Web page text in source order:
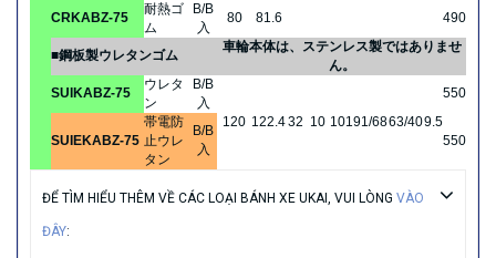
CRKABZ-75
耐熱ゴ
ム
B/B
入
80 81.6 490
■鋼板製ウレタンゴム
車輪本体は、ステンレス製ではありませ
ん。
SUIKABZ-75
ウレタ
ン
B/B
入
120 122.432 10 10191/6863/409.5
550
SUIEKABZ-75
帯電防
止ウレ
タン
B/B
入
550
ĐỂ TÌM HIỂU THÊM VỀ CÁC LOẠI BÁNH XE UKAI, VUI LÒNG VÀO
ĐÂY: